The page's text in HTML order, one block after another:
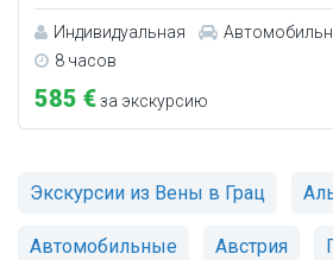
Индивидуальная
8 часов
585 €за экскурсию
Экскурсии из Вены в Грац
Автомобильные Австрия